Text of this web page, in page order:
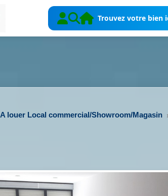
Trouvez votre bien
A louer Local commercial/Showroom/Magasin